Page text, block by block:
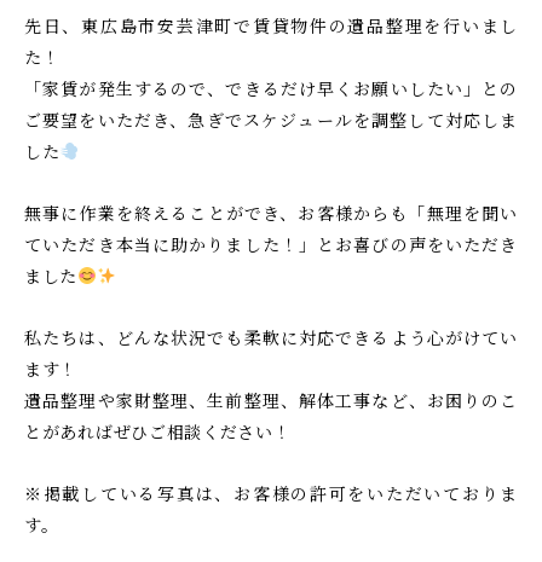
ご
相
談
い
た
け
る
安
芸
津
葬
祭
先日、東広島市安芸津町で賃貸物件の遺品整理を行いまし
た！
「家賃が発生するので、できるだけ早くお願いしたい」との
ご要望をいただき、急ぎでスケジュールを調整して対応しま
した
無事に作業を終えることができ、お客様からも「無理を聞い
ていただき本当に助かりました！」とお喜びの声をいただき
ました
私たちは、どんな状況でも柔軟に対応できるよう心がけてい
ます！
遺品整理や家財整理、生前整理、解体工事など、お困りのこ
とがあればぜひご相談ください！
※掲載している写真は、お客様の許可をいただいておりま
す。
芸
津
葬
祭